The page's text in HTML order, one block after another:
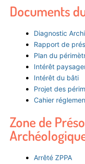
Documents
Diagnostic
Rapport de
Plan du
Intérêt
Intérêt du bâti
Projet des
Cahier
Zone de
Arrêté ZPPA